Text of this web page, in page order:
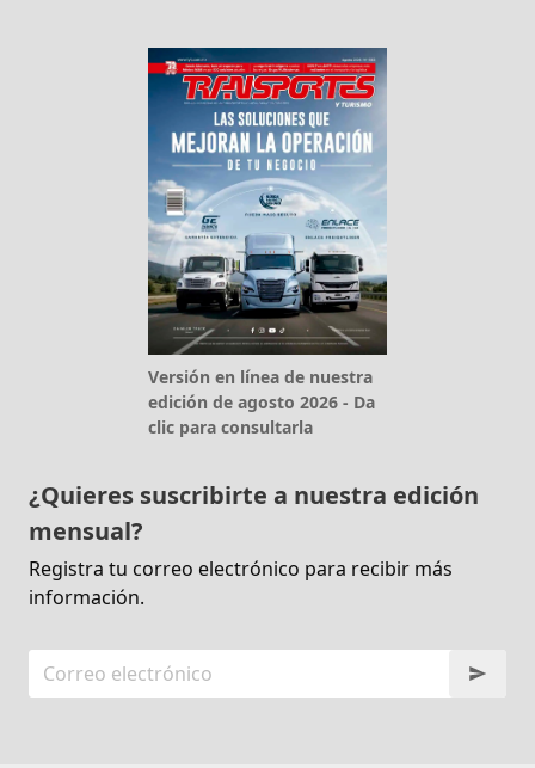
Versión en línea de nuestra
edición de agosto 2026 - Da
clic para consultarla
¿Quieres suscribirte a nuestra edición
mensual?
Registra tu correo electrónico para recibir más
información.